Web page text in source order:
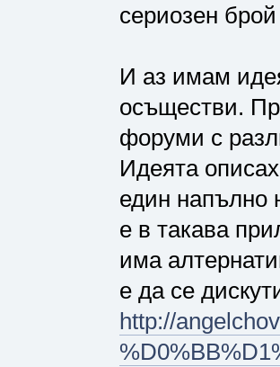
сериозен
И аз имам
осъществи.
форуми с
Идеята
един напълно
е в такава
има
е да се
http://